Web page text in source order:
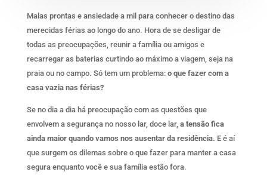
Malas prontas e ansiedade a mil para conhecer o destino das
merecidas férias ao longo do ano. Hora de se desligar de
todas as preocupações, reunir a família ou amigos e
recarregar as baterias curtindo ao máximo a viagem, seja na
praia ou no campo. Só tem um problema: o que fazer com a
casa vazia nas férias?
Se no dia a dia há preocupação com as questões que
envolvem a segurança no nosso lar, doce lar, a tensão fica
ainda maior quando vamos nos ausentar da residência. E é aí
que surgem os dilemas sobre o que fazer para manter a casa
segura enquanto você e sua família estão fora.